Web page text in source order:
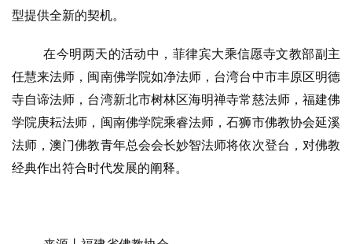
型提供全新的契机。
在今明两天的活动中，菲律宾大乘信愿寺文教部副主
任慧来法师，闽南佛学院如净法师，台湾台中市丰原区明德
寺自谛法师，台湾新北市树林区海明禅寺常慈法师，福建佛
学院庚耘法师，闽南佛学院乘睿法师，石狮市佛教协会延溪
法师，澳门佛教青年总会会长妙智法师将依次登台，对佛教
经典作出符合时代发展的阐释。